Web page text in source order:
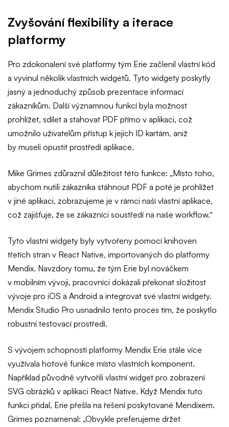
Zvyšování flexibility a iterace
platformy
Pro zdokonalení své platformy tým Erie začlenil vlastní kód
a vyvinul několik vlastních widgetů. Tyto widgety poskytly
jasný a jednoduchý způsob prezentace informací
zákazníkům. Další významnou funkcí byla možnost
prohlížet, sdílet a stahovat PDF přímo v aplikaci, což
umožnilo uživatelům přístup k jejich ID kartám, aniž
by museli opustit prostředí aplikace.
Mike Grimes zdůraznil důležitost této funkce: „Místo toho,
abychom nutili zákazníka stáhnout PDF a poté je prohlížet
v jiné aplikaci, zobrazujeme je v rámci naší vlastní aplikace,
což zajišťuje, že se zákazníci soustředí na naše workflow.“
Tyto vlastní widgety byly vytvořeny pomocí knihoven
třetích stran v React Native, importovaných do platformy
Mendix. Navzdory tomu, že tým Erie byl nováčkem
v mobilním vývoji, pracovníci dokázali překonat složitost
vývoje pro iOS a Android a integrovat své vlastní widgety.
Mendix Studio Pro usnadnilo tento proces tím, že poskytlo
robustní testovací prostředí.
S vývojem schopností platformy Mendix Erie stále více
využívala hotové funkce místo vlastních komponent.
Například původně vytvořili vlastní widget pro zobrazení
SVG obrázků v aplikaci React Native. Když Mendix tuto
funkci přidal, Erie přešla na řešení poskytované Mendixem.
Grimes poznamenal: „Obvykle preferujeme držet